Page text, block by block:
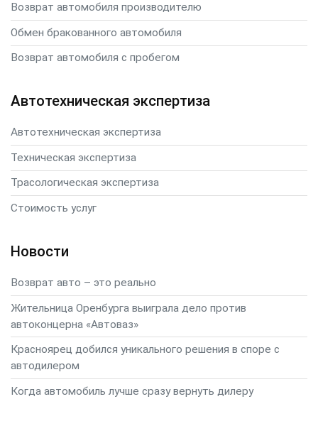
Возврат автомобиля производителю
Обмен бракованного автомобиля
Возврат автомобиля с пробегом
Автотехническая экспертиза
Автотехническая экспертиза
Техническая экспертиза
Трасологическая экспертиза
Стоимость услуг
Новости
Возврат авто – это реально
Жительница Оренбурга выиграла дело против
автоконцерна «Автоваз»
Красноярец добился уникального решения в споре с
автодилером
Когда автомобиль лучше сразу вернуть дилеру